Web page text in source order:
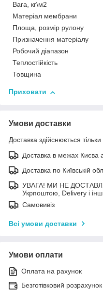
Вага, кг\м2
Матеріал мембрани
Площа, розмір рулону
Призначення матеріалу
Робочий діапазон
Теплостійкість
Товщина
Приховати
Умови доставки
Доставка здійснюється
Доставка в межах Києва
Доставка по Київській
УВАГА! МИ НЕ
Укрпоштою, Delivery і
Самовивіз
Всі умови доставки
Умови оплати
Оплата на рахунок
Безготівковий розрахунок